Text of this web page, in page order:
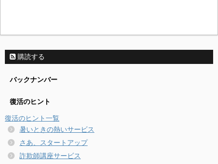
購読する
バックナンバー
復活のヒント
復活のヒント一覧
暑いときの熱いサービス
さあ、スタートアップ
詐欺師講座サービス